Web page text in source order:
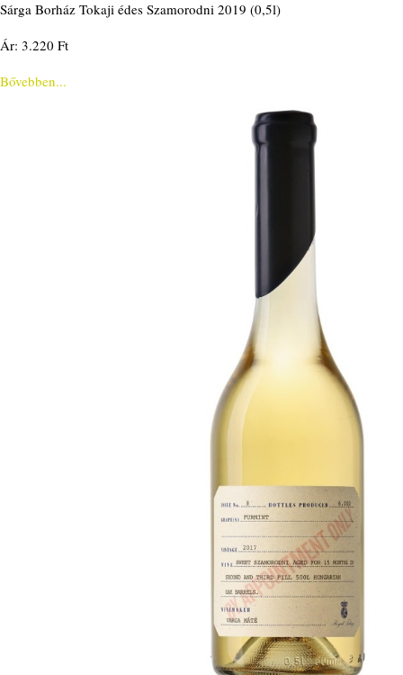
Sárga Borház Tokaji édes Szamorodni 2019 (0,5l)
Ár: 3.220 Ft
Bővebben...